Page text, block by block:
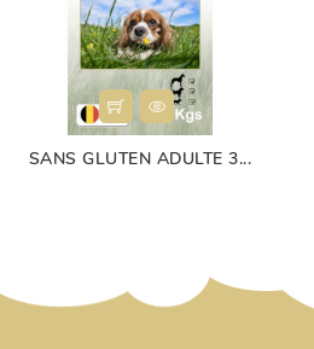
SANS GLUTEN ADULTE 3...